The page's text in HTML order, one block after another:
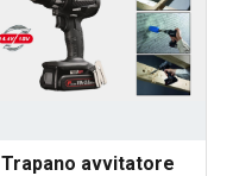
Trapano avvitatore